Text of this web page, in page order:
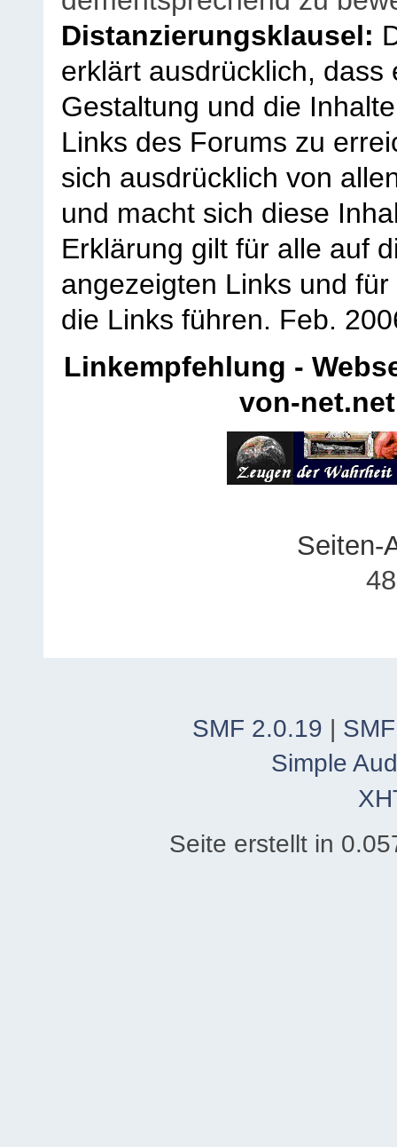
Distanzierungsklausel:
erklärt ausdrücklich,
Gestaltung und die
Links des Forums zu
sich ausdrücklich von
und macht sich diese
Erklärung gilt für alle auf
angezeigten Links und
die Links führen. Feb.
Linkempfehlung -
von-net.net
Seiten-
SMF 2.0.19 |
Simple
Seite erstellt in